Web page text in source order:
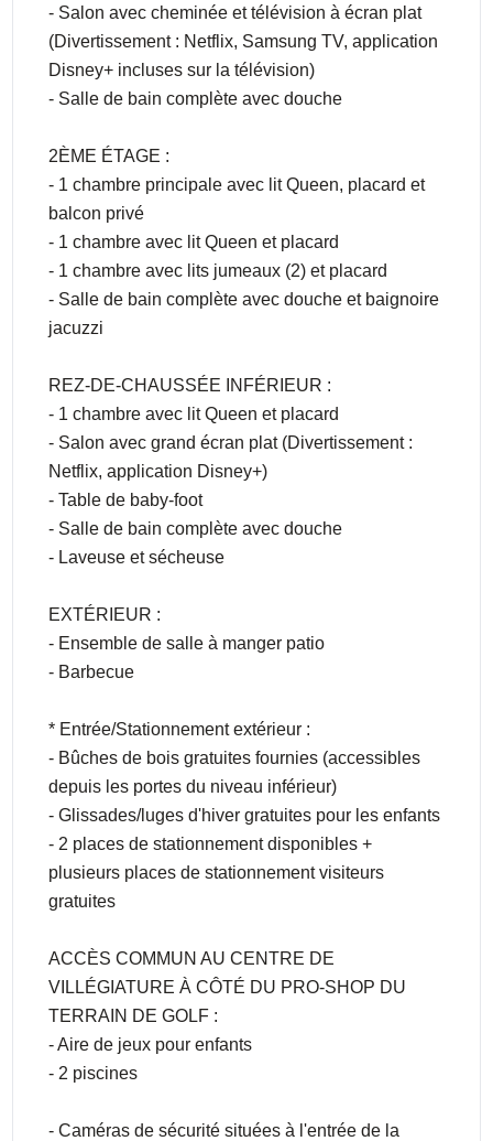
- Salon avec cheminée et télévision à écran plat
(Divertissement : Netflix, Samsung TV, application
Disney+ incluses sur la télévision)
- Salle de bain complète avec douche
2ÈME ÉTAGE :
- 1 chambre principale avec lit Queen, placard et
balcon privé
- 1 chambre avec lit Queen et placard
- 1 chambre avec lits jumeaux (2) et placard
- Salle de bain complète avec douche et baignoire
jacuzzi
REZ-DE-CHAUSSÉE INFÉRIEUR :
- 1 chambre avec lit Queen et placard
- Salon avec grand écran plat (Divertissement :
Netflix, application Disney+)
- Table de baby-foot
- Salle de bain complète avec douche
- Laveuse et sécheuse
EXTÉRIEUR :
- Ensemble de salle à manger patio
- Barbecue
* Entrée/Stationnement extérieur :
- Bûches de bois gratuites fournies (accessibles
depuis les portes du niveau inférieur)
- Glissades/luges d'hiver gratuites pour les enfants
- 2 places de stationnement disponibles +
plusieurs places de stationnement visiteurs
gratuites
ACCÈS COMMUN AU CENTRE DE
VILLÉGIATURE À CÔTÉ DU PRO-SHOP DU
TERRAIN DE GOLF :
- Aire de jeux pour enfants
- 2 piscines
- Caméras de sécurité situées à l'entrée de la